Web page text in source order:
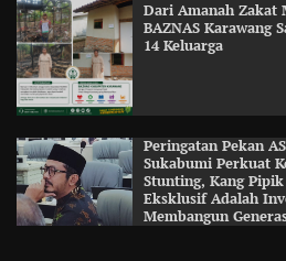
Dari Amanah Zakat
BAZNAS Karawang
14 Keluarga
Peringatan Pekan
Sukabumi Perkuat
Stunting, Kang
Eksklusif Adalah
Membangun